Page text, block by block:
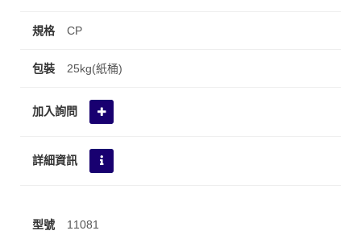
CP
25kg(紙桶)
11081